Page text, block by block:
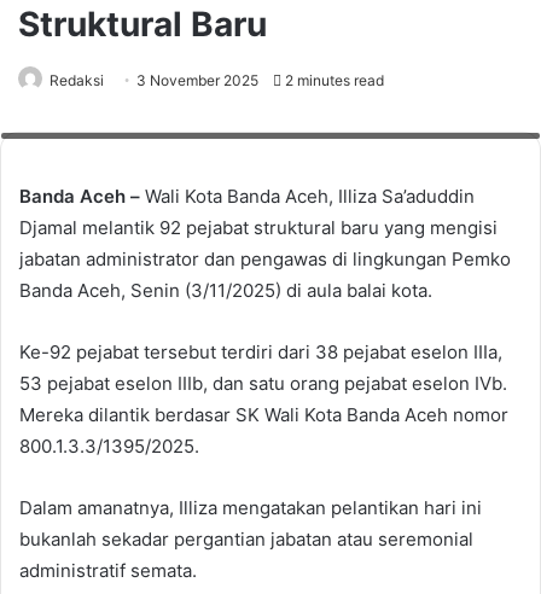
Struktural Baru
Redaksi 3 November 2025 2 minutes read
Banda Aceh – Wali Kota Banda Aceh, Illiza Sa’aduddin
Djamal melantik 92 pejabat struktural baru yang mengisi
jabatan administrator dan pengawas di lingkungan Pemko
Banda Aceh, Senin (3/11/2025) di aula balai kota.
Ke-92 pejabat tersebut terdiri dari 38 pejabat eselon IIIa,
53 pejabat eselon IIIb, dan satu orang pejabat eselon IVb.
Mereka dilantik berdasar SK Wali Kota Banda Aceh nomor
800.1.3.3/1395/2025.
Dalam amanatnya, Illiza mengatakan pelantikan hari ini
bukanlah sekadar pergantian jabatan atau seremonial
administratif semata.